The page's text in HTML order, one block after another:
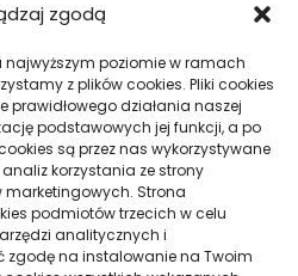
zgodą
najwyższym poziomie w ramach
z plików cookies. Pliki cookies
prawidłowego działania naszej
podstawowych jej funkcji, a po
są przez nas wykorzystywane
korzystania ze strony
marketingowych. Strona
podmiotów trzecich w celu
analitycznych i
zgodę na instalowanie na Twoim
Sklep przed Google Ads i Meta
Ads: wymagania